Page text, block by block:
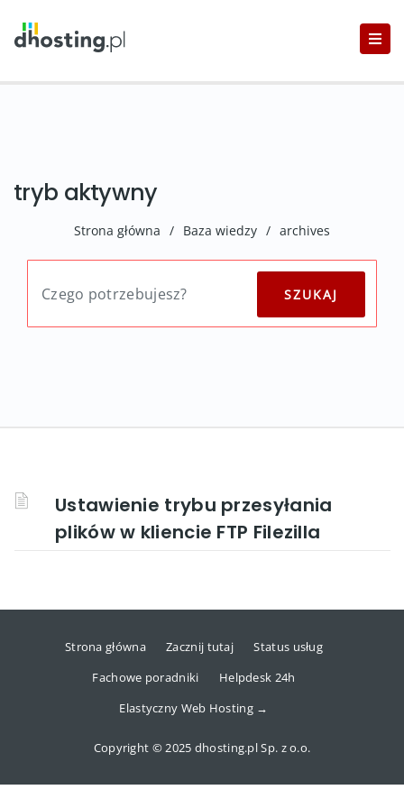
tryb aktywny
Strona główna / Baza wiedzy / archives
Ustawienie trybu przesyłania
plików w kliencie FTP Filezilla
Strona główna Zacznij tutaj
Status usług
Fachowe poradniki
Helpdesk 24h
Elastyczny Web Hosting →
Copyright © 2025 dhosting.pl Sp. z o.o.